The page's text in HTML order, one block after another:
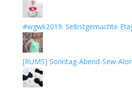
#wgwk2019: Selbstgemachte
[RUMS] Sonntag-Abend-Sew-